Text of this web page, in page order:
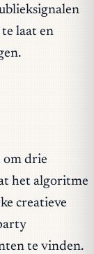
laat en
om drie
het algoritme
creatieve
te vinden.